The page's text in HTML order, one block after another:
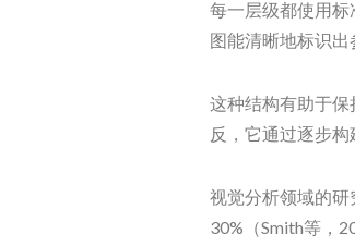
每一层级都使用
图能清晰地标识出
这种结构有助于
反，它通过逐步
视觉分析领域的
30%（Smith等，